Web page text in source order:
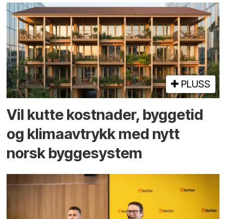
PLUSS
Vil kutte kostnader, byggetid
og klima­avtrykk med nytt
norsk bygge­system